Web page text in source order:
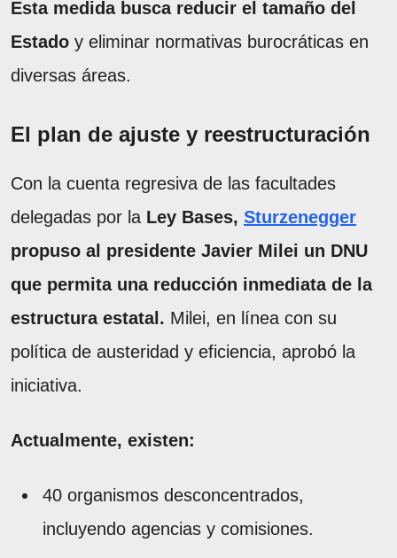
Esta medida busca reducir el tamaño del
Estado y eliminar normativas burocráticas en
diversas áreas.
El plan de ajuste y reestructuración
Con la cuenta regresiva de las facultades
delegadas por la Ley Bases, Sturzenegger
propuso al presidente Javier Milei un DNU
que permita una reducción inmediata de la
estructura estatal. Milei, en línea con su
política de austeridad y eficiencia, aprobó la
iniciativa.
Actualmente, existen:
40 organismos desconcentrados,
incluyendo agencias y comisiones.